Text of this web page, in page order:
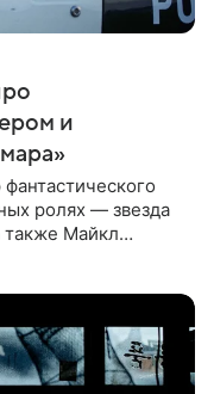
и
ролях — звезда
также Майкл